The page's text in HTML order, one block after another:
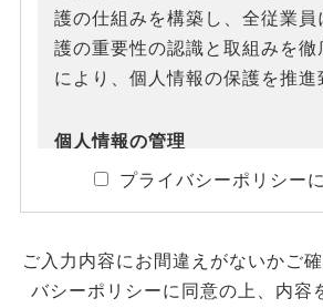
護の仕組みを構築し、全従業員
護の重要性の認識と取組みを徹
により、個人情報の保護を推進
個人情報の管理
当社は、お客さまの個人情報を
の状態に保ち、個人情報への
紛失・破損・改ざん・漏洩など
め、セキュリティシステムの維
プライバシーポリシー
ご入力内容にお間違えがないかご
バシーポリシーに同意の上、内容